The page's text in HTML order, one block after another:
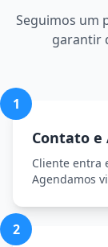
Seguimos um
garantir
1
Contato e
Cliente entra
Agendamos
2